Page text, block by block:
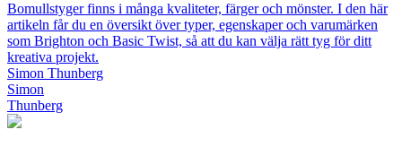
Bomullstyger finns i många kvaliteter, färger och mönster. I den här
artikeln får du en översikt över typer, egenskaper och varumärken
som Brighton och Basic Twist, så att du kan välja rätt tyg för ditt
kreativa projekt.
Simon Thunberg
Simon
Thunberg